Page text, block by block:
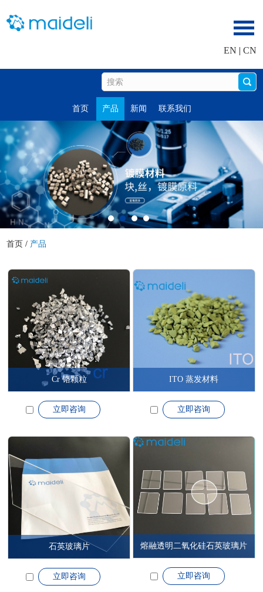
EN | CN
首页 产品 新闻 联系我们
首页 / 产品
Cr 铬颗粒
立即咨询
ITO 蒸发材料
立即咨询
石英玻璃片
立即咨询
熔融透明二氧化硅石英玻璃片
立即咨询